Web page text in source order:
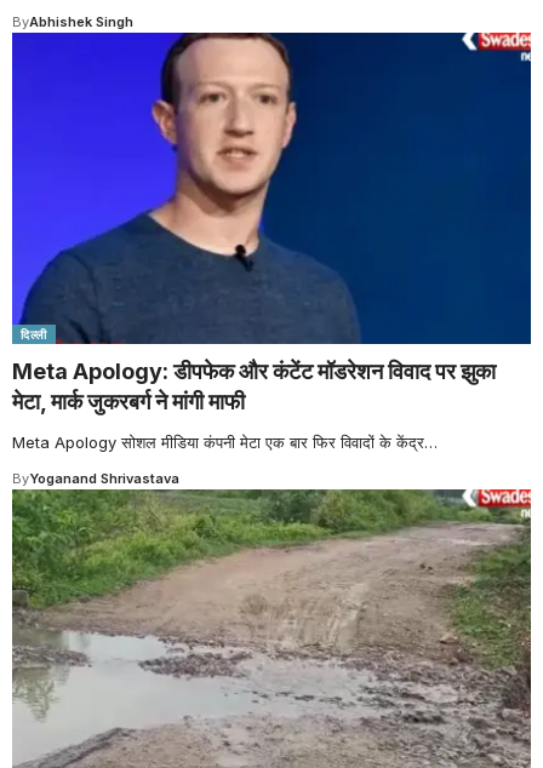
ByAbhishek Singh
दिल्ली
Meta Apology: डीपफेक और कंटेंट मॉडरेशन विवाद पर झुका
मेटा, मार्क जुकरबर्ग ने मांगी माफी
Meta Apology सोशल मीडिया कंपनी मेटा एक बार फिर विवादों के केंद्र…
ByYoganand Shrivastava